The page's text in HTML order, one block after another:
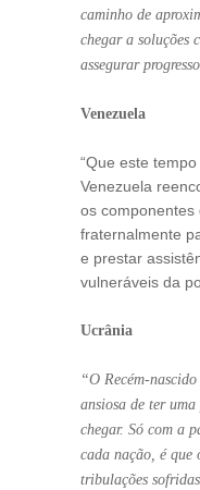
caminho de
chegar a soluções
assegurar
Venezuela
“Que este
Venezuela
os
fraternalmente
e prestar
vulneráveis da
Ucrânia
“O Recém-
ansiosa de ter
chegar. Só com a
cada nação, é que
tribulações